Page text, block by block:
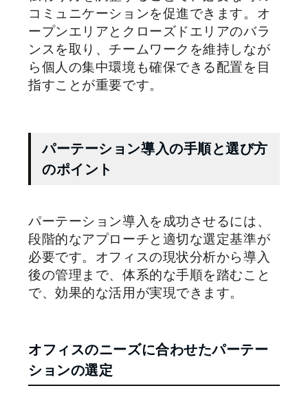
コミュニケーションを促進できます。オ
ープンエリアとクローズドエリアのバラ
ンスを取り、チームワークを維持しなが
ら個人の集中環境も確保できる配置を目
指すことが重要です。
パーテーション導入の手順と選び方
のポイント
パーテーション導入を成功させるには、
段階的なアプローチと適切な選定基準が
必要です。オフィスの現状分析から導入
後の管理まで、体系的な手順を踏むこと
で、効果的な活用が実現できます。
オフィスのニーズに合わせたパーテー
ションの選定